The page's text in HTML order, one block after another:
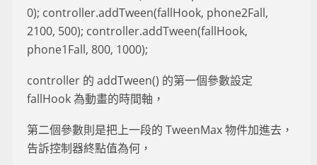
0); controller.addTween(fallHook, phone2Fall,
2100, 500); controller.addTween(fallHook,
phone1Fall, 800, 1000);
controller 的 addTween() 的第一個參數設定
fallHook 為動畫的時間軸，
第二個參數則是把上一段的 TweenMax 物件加進去，
告訴控制器終點值為何，